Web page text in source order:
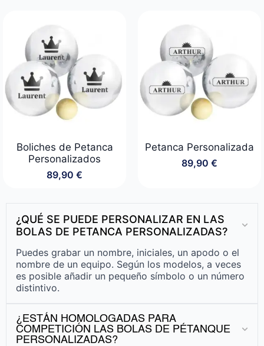
Boliches de Petanca
Personalizados
89,90 €
Petanca Personalizada
89,90 €
¿QUÉ SE PUEDE PERSONALIZAR EN LAS
BOLAS DE PETANCA PERSONALIZADAS?
Puedes grabar un nombre, iniciales, un apodo o el
nombre de un equipo. Según los modelos, a veces
es posible añadir un pequeño símbolo o un número
distintivo.
¿ESTÁN HOMOLOGADAS PARA
COMPETICIÓN LAS BOLAS DE PÉTANQUE
PERSONALIZADAS?